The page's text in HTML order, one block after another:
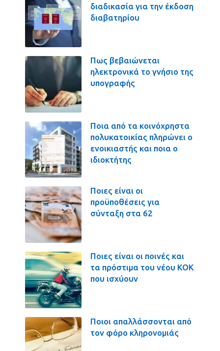
διαδικασία για την έκδοση
διαβατηρίου
Πως βεβαιώνεται
ηλεκτρονικά το γνήσιο της
υπογραφής
Ποια από τα κοινόχρηστα
πολυκατοικίας πληρώνει ο
ενοικιαστής και ποια ο
ιδιοκτήτης
Ποιες είναι οι
προϋποθέσεις για
σύνταξη στα 62
Ποιες είναι οι ποινές και
τα πρόστιμα του νέου ΚΟΚ
που ισχύουν
Ποιοι απαλλάσσονται από
τον φόρο κληρονομιάς